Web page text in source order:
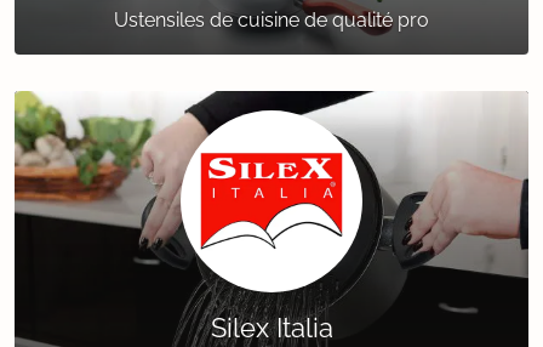
Ustensiles de cuisine de qualité pro
Silex Italia